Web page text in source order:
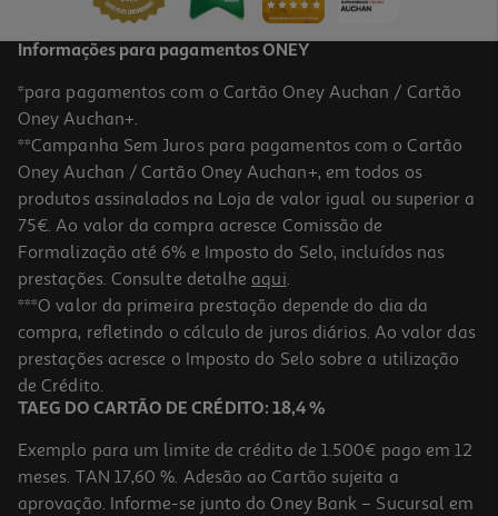
-30%
Canal Panda - Livro De Pintar
10.08 €/un
14,41 € PVP de editor
10,08 €
Promoção
Informações para pagamentos ONEY
*para pagamentos com o Cartão Oney Auchan / Cartão
Oney Auchan+.
**Campanha Sem Juros para pagamentos com o Cartão
Oney Auchan / Cartão Oney Auchan+, em todos os
produtos assinalados na Loja de valor igual ou superior a
75€. Ao valor da compra acresce Comissão de
Formalização até 6% e Imposto do Selo, incluídos nas
prestações. Consulte detalhe aqui.
***O valor da primeira prestação depende do dia da
compra, refletindo o cálculo de juros diários. Ao valor das
prestações acresce o Imposto do Selo sobre a utilização
de Crédito.
TAEG DO CARTÃO DE CRÉDITO: 18,4 %
Exemplo para um limite de crédito de 1.500€ pago em 12
meses. TAN 17,60 %. Adesão ao Cartão sujeita a
aprovação. Informe-se junto do Oney Bank – Sucursal em